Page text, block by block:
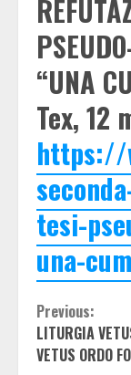
“UNA
Tex, 12
https://
tesi-
una-
Reading
Previous:
LITURGIA
VETUS ORDO